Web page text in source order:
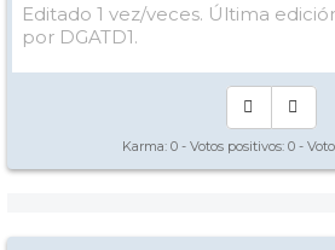
Editado 1 vez/veces. Última
por DGATD1.
Karma: 0 - Votos positivos: 0 -